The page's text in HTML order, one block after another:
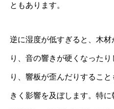
ともあります。
逆に湿度が低すぎると、木
り、音の響きが硬くなった
り、響板が歪んだりするこ
きく影響を及ぼします。特